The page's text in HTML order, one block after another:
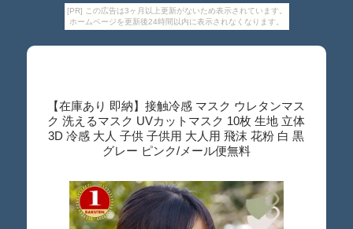
[PR] この広告は3ヶ月以上更新がないため表示されています。
ホームページを更新後24時間以内に表示されなくなります。
【在庫あり 即納】接触冷感 マスク ウレタンマス
ク 洗えるマスク UVカットマスク 10枚 生地 立体
3D 冷感 大人 子供 子供用 大人用 飛沫 花粉 白 黒
グレー ピンク/メール便無料